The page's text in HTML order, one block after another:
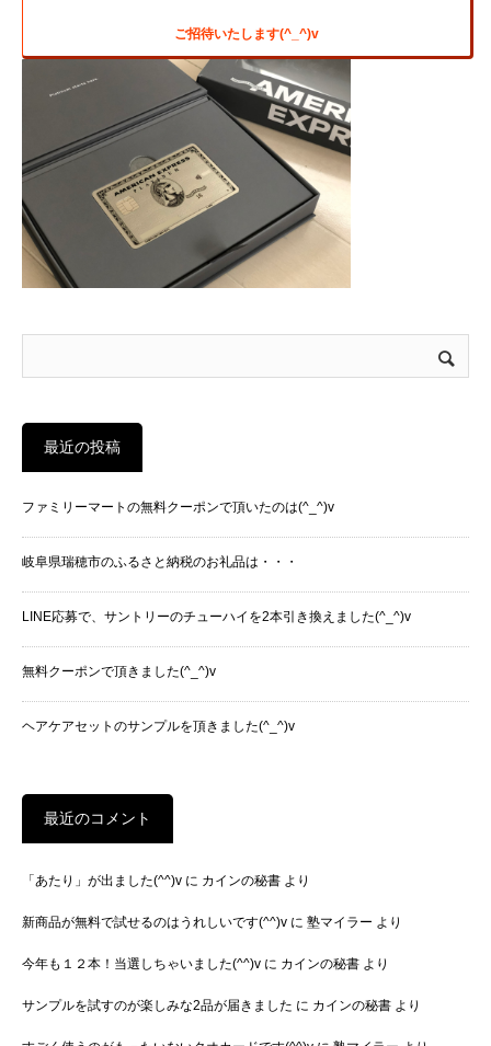
ご招待いたします(^_^)v
最近の投稿
ファミリーマートの無料クーポンで頂いたのは(^_^)v
岐阜県瑞穂市のふるさと納税のお礼品は・・・
LINE応募で、サントリーのチューハイを2本引き換えました(^_^)v
無料クーポンで頂きました(^_^)v
ヘアケアセットのサンプルを頂きました(^_^)v
最近のコメント
「あたり」が出ました(^^)v に カインの秘書 より
新商品が無料で試せるのはうれしいです(^^)v に 塾マイラー より
今年も１２本！当選しちゃいました(^^)v に カインの秘書 より
サンプルを試すのが楽しみな2品が届きました に カインの秘書 より